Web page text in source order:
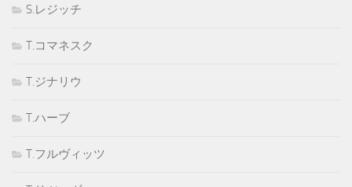
S.レジッチ
T.コマネスク
T.ジナリウ
T.ハーブ
T.フルヴィッツ